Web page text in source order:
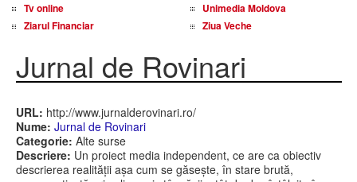
Tv online
Unimedia Moldova
Ziarul Financiar
Ziua Veche
Jurnal de Rovinari
URL: http://www.jurnalderovinari.ro/
Nume: Jurnal de Rovinari
Categorie: Alte surse
Descriere: Un proiect media independent, ce are ca obiectiv
descrierea realității așa cum se găsește, în stare brută,